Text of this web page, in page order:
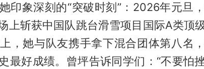
印象深刻的“突破时刻”：2026年元旦
上斩获中国队跳台滑雪项目国际A类顶
，她与队友携手拿下混合团体第八名
最好成绩。曾坪告诉同学们：“不要怕